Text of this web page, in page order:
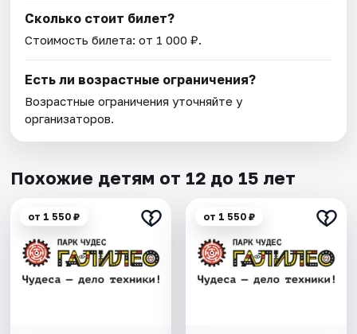
Сколько стоит билет?
Стоимость билета: от 1 000 ₽.
Есть ли возрастные ограничения?
Возрастные ограничения уточняйте у
организаторов.
Похожие детям от 12 до 15 лет
от 1 550 ₽ от 1 550 ₽